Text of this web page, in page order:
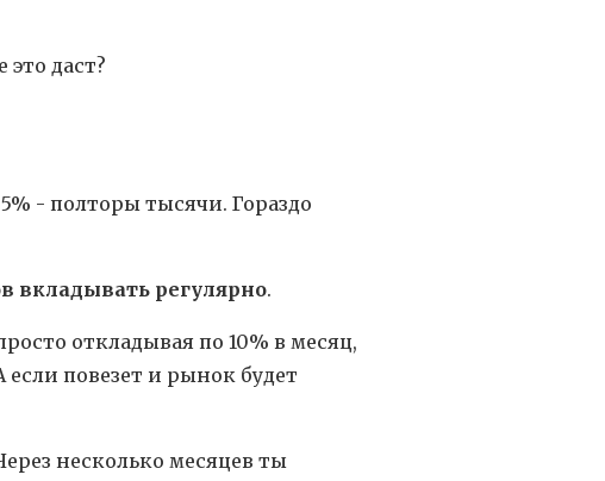
даст?
- полторы тысячи. Гораздо
вкладывать регулярно.
откладывая по 10% в месяц,
повезет и рынок будет
несколько месяцев ты